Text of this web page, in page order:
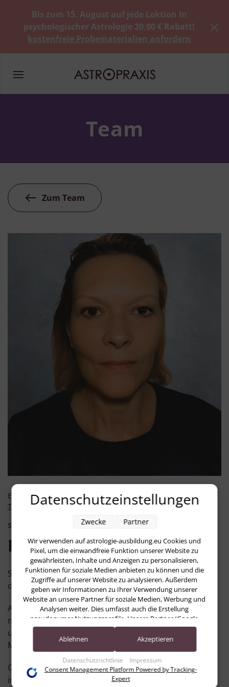
Bis zum 15. August auf jede Lektion in
psychologischer Astrologie 20,00 € Rabatt!
kostenfreie Probematerialien anfordern
Team
Zum Team
E-Mail:sekretariat@astropraxis.de
Telefon:040 28050950
Sekretariat, Technischer Support
Kirsten Meßfeldt
Seit 2022 arbeite ich mit großer Freude im Sekretariat
der Astropraxis.
Auch ohne eigene astrologische Ausbildung fühle ich
mich der Astropraxis und ihrer Arbeit sehr verbunden
und schätze besonders das respektvolle und herzliche
Miteinander im Team.
Gerne bin ich jederzeit mit Rat und Tat für euch da –
insbesondere bei organisatorischen Fragen oder
Datenschutzeinstellungen
Wir verwenden auf astrologie-ausbildung.eu Cookies und
Pixel, um die einwandfreie Funktion unserer Website zu
gewährleisten, Inhalte und Anzeigen zu personalisieren,
Funktionen für soziale Medien anbieten zu können und die
Zugriffe auf unserer Website zu analysieren. Außerdem
geben wir Informationen zu Ihrer Verwendung unserer
Website an unsere Partner für soziale Medien, Werbung und
Analysen weiter. Dies umfasst auch die Erstellung
pseudonymer Nutzungsprofile. Unsere Partner (Google
Advertising Products) führen diese Informationen
möglicherweise mit weiteren Daten zusammen, die Sie ihnen
Accounts) oder welche sie im Rahmen Ihrer Nutzung der
Dienste gesammelt haben (bspw. Nutzungsdaten anderer
Geräte). Ihre Einwilligung zur Nutzung von Cookies und
Datenschutzrichtlinie Impressum
Zwecke Partner
Ablehnen Akzeptieren
Consent Management Platform Powered by Tracking-
Expert